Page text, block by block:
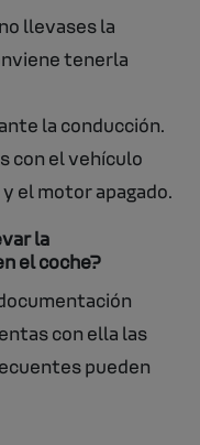
llevases la
tenerla
la conducción.
con el vehículo
el motor apagado.
la
el coche?
con ella las
pueden